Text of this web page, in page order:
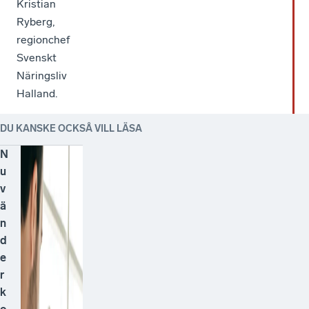
Kristian
Ryberg,
regionchef
Svenskt
Näringsliv
Halland.
DU KANSKE OCKSÅ VILL LÄSA
N
u
v
ä
n
d
e
r
k